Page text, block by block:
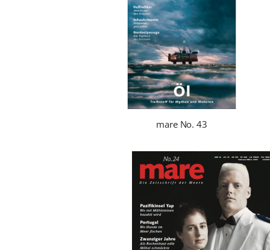
mare No. 43